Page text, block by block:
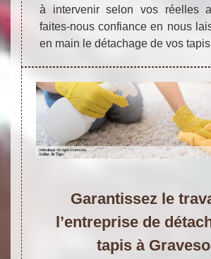
à intervenir selon vos réelles
faites-nous confiance en nous
en main le détachage de vos
Garantissez le
l’entreprise de
tapis à